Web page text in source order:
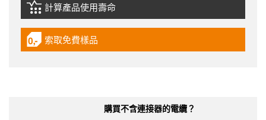
igus-icon-lebensdauerrechner
計算產品使用壽命
igus-icon-gratismuster
索取免費樣品
購買不含連接器的電纜？